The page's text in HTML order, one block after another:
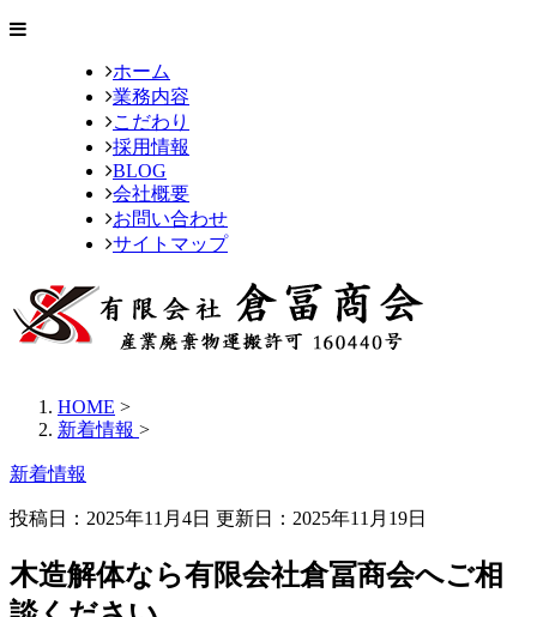
ホーム
業務内容
こだわり
採用情報
BLOG
会社概要
お問い合わせ
サイトマップ
HOME >
新着情報 >
新着情報
投稿日：2025年11月4日 更新日： 2025年11月19日
木造解体なら有限会社倉冨商会へご相